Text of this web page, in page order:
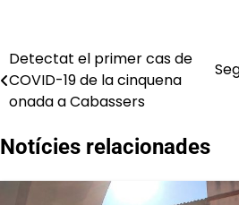
Navegació
d'entrades
Detectat el primer cas de
COVID-19 de la cinquena
onada a Cabassers
Notícies relacionades